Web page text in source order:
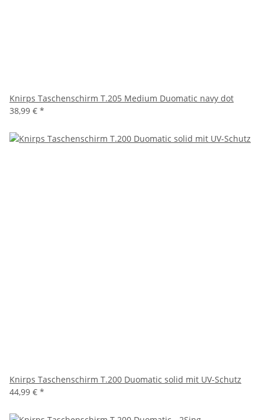
Knirps Taschenschirm T.205 Medium Duomatic navy dot
38,99 € *
Knirps Taschenschirm T.200 Duomatic solid mit UV-Schutz
44,99 € *